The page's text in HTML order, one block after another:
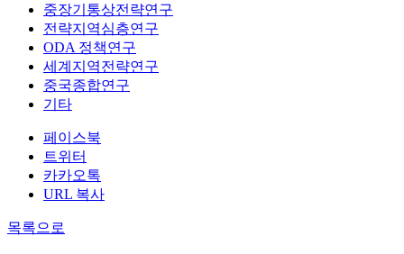
중장기통상전략연구
전략지역심층연구
ODA 정책연구
세계지역전략연구
중국종합연구
기타
페이스북
트위터
카카오톡
URL 복사
목록으로